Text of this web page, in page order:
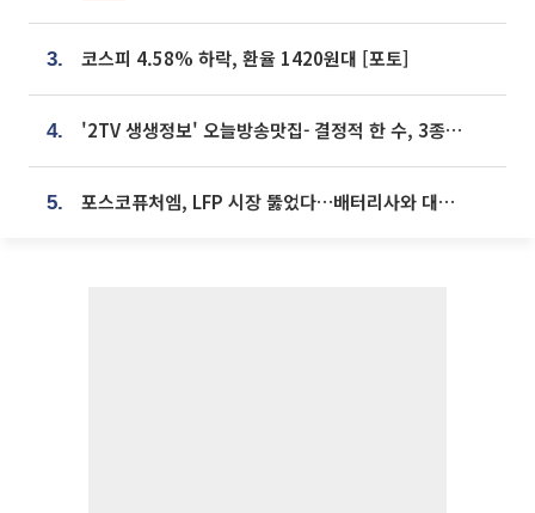
3. 코스피 4.58% 하락, 환율 1420원대 [포토]
4. '2TV 생생정보' 오늘방송맛집- 결정적 한 수, 3종 메밀면! 메밀 소바 맛집 '의○○○○'
5. 포스코퓨처엠, LFP 시장 뚫었다…배터리사와 대규모 장기 공급 합의